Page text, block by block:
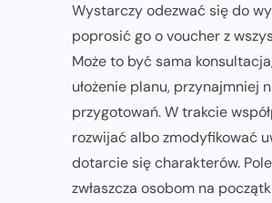
Wystarczy odezwać się do
poprosić go o voucher z
Może to być sama
ułożenie planu, przynajmniej
przygotowań. W trakcie
rozwijać albo zmodyfikować
dotarcie się charakterów.
zwłaszcza osobom na